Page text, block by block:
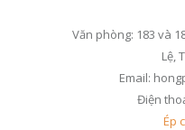
Văn phòng: 183 và
Lệ,
Email:
Điện
Ép